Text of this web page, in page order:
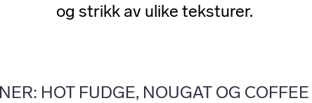
og strikk av ulike teksturer.
HOT FUDGE, NOUGAT OG COFFEE